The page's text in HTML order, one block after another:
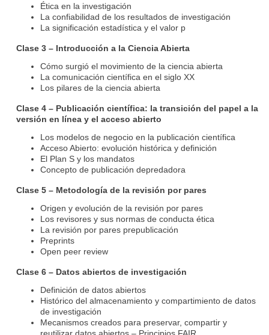
Ética en la investigación
La confiabilidad de los resultados de investigación
La significación estadística y el valor p
Clase 3 – Introducción a la Ciencia Abierta
Cómo surgió el movimiento de la ciencia abierta
La comunicación científica en el siglo XX
Los pilares de la ciencia abierta
Clase 4 – Publicación científica: la transición del papel a la
versión en línea y el acceso abierto
Los modelos de negocio en la publicación científica
Acceso Abierto: evolución histórica y definición
El Plan S y los mandatos
Concepto de publicación depredadora
Clase 5 – Metodología de la revisión por pares
Origen y evolución de la revisión por pares
Los revisores y sus normas de conducta ética
La revisión por pares prepublicación
Preprints
Open peer review
Clase 6 – Datos abiertos de investigación
Definición de datos abiertos
Histórico del almacenamiento y compartimiento de datos
de investigación
Mecanismos creados para preservar, compartir y
reutilizar datos abiertos – Principios FAIR